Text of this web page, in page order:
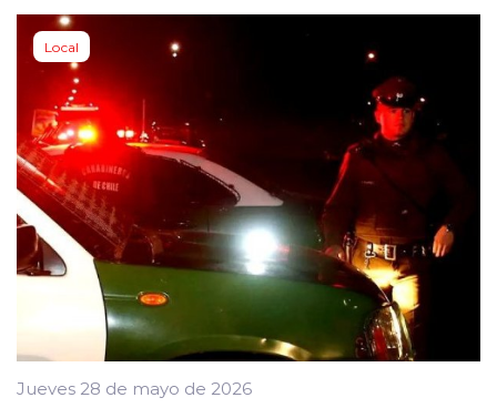
Local
Jueves 28 de mayo de 2026